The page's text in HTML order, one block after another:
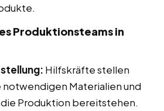
Produktionsteams in
Hilfskräfte stellen
notwendigen Materialien und
Produktion bereitstehen.